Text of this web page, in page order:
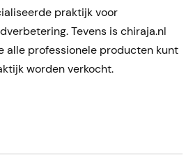
praktijk voor
Tevens is chiraja.nl
alle professionele producten kunt
worden verkocht.